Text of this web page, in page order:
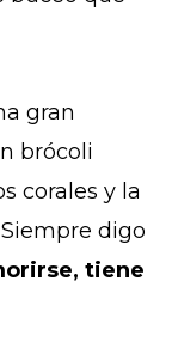
gran
brócoli
corales y la
digo
tiene